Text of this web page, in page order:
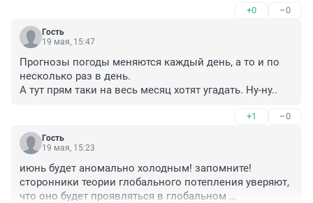
+0 –0
Гость
19 мая, 15:47
Прогнозы погоды меняются каждый день, а то и по
несколько раз в день.
А тут прям таки на весь месяц хотят угадать. Ну-ну..
+1 –0
Гость
19 мая, 15:23
июнь будет аномально холодным! запомните!
сторонники теории глобального потепления уверяют,
что оно будет проявляться в глобальном